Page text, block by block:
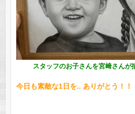
スタッフのお子さんを宮﨑さんが
今日も素敵な1日を.. ありがとう！！